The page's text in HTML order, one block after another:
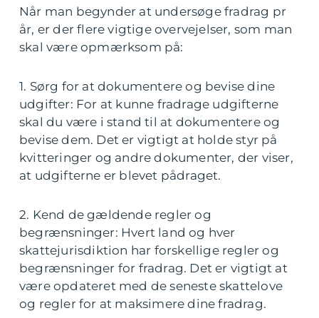
Når man begynder at undersøge fradrag pr
år, er der flere vigtige overvejelser, som man
skal være opmærksom på:
1. Sørg for at dokumentere og bevise dine
udgifter: For at kunne fradrage udgifterne
skal du være i stand til at dokumentere og
bevise dem. Det er vigtigt at holde styr på
kvitteringer og andre dokumenter, der viser,
at udgifterne er blevet pådraget.
2. Kend de gældende regler og
begrænsninger: Hvert land og hver
skattejurisdiktion har forskellige regler og
begrænsninger for fradrag. Det er vigtigt at
være opdateret med de seneste skattelove
og regler for at maksimere dine fradrag.